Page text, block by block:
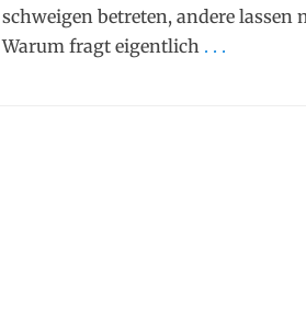
schweigen betreten, andere
Warum fragt eigentlich . . .